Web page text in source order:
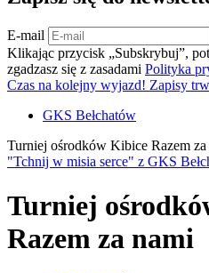
E-mail
Klikając przycisk „Subskrybuj”,
zgadzasz się z zasadami Polityka
Czas na kolejny wyjazd! Zapisy
GKS Bełchatów
Turniej ośrodków Kibice Razem za
"Tchnij w misia serce" z GKS
Turniej
Razem za nami